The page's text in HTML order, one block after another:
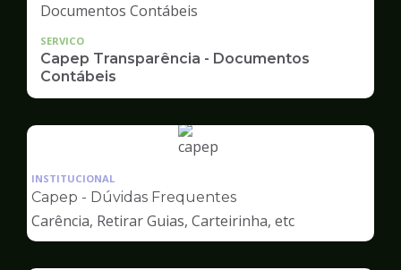
SERVICO
Capep Transparência - Documentos
Contábeis
Ilustração
pagina
de
Capep
INSTITUCIONAL
Capep - Dúvidas Frequentes
Carência, Retirar Guias, Carteirinha, etc